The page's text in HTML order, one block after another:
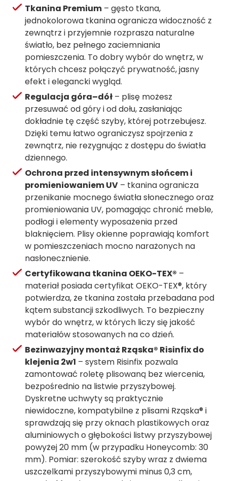
Tkanina Premium – gęsto tkana,
jednokolorowa tkanina ogranicza widoczność z
zewnątrz i przyjemnie rozprasza naturalne
światło, bez pełnego zaciemniania
pomieszczenia. To dobry wybór do wnętrz, w
których chcesz połączyć prywatność, jasny
efekt i elegancki wygląd.
Regulacja góra–dół – plisę możesz
przesuwać od góry i od dołu, zasłaniając
dokładnie tę część szyby, której potrzebujesz.
Dzięki temu łatwo ograniczysz spojrzenia z
zewnątrz, nie rezygnując z dostępu do światła
dziennego.
Ochrona przed intensywnym słońcem i
promieniowaniem UV – tkanina ogranicza
przenikanie mocnego światła słonecznego oraz
promieniowania UV, pomagając chronić meble,
podłogi i elementy wyposażenia przed
blaknięciem. Plisy okienne poprawiają komfort
w pomieszczeniach mocno narażonych na
nasłonecznienie.
Certyfikowana tkanina OEKO-TEX® –
materiał posiada certyfikat OEKO-TEX®, który
potwierdza, że tkanina została przebadana pod
kątem substancji szkodliwych. To bezpieczny
wybór do wnętrz, w których liczy się jakość
materiałów stosowanych na co dzień.
Bezinwazyjny montaż Rząska® Risinfix do
klejenia 2w1 – system Risinfix pozwala
zamontować roletę plisowaną bez wiercenia,
bezpośrednio na listwie przyszybowej.
Dyskretne uchwyty są praktycznie
niewidoczne, kompatybilne z plisami Rząska® i
sprawdzają się przy oknach plastikowych oraz
aluminiowych o głębokości listwy przyszybowej
powyżej 20 mm (w przypadku Honeycomb: 30
mm). Pomiar: szerokość szyby wraz z dwiema
uszczelkami przyszybowymi minus 0,3 cm,